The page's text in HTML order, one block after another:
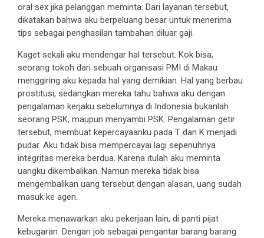
oral sex jika pelanggan meminta. Dari layanan tersebut,
dikatakan bahwa aku berpeluang besar untuk menerima
tips sebagai penghasilan tambahan diluar gaji.
Kaget sekali aku mendengar hal tersebut. Kok bisa,
seorang tokoh dari sebuah organisasi PMI di Makau
menggiring aku kepada hal yang demikian. Hal yang berbau
prostitusi, sedangkan mereka tahu bahwa aku dengan
pengalaman kerjaku sebelumnya di Indonesia bukanlah
seorang PSK, maupun menyambi PSK. Pengalaman getir
tersebut, membuat kepercayaanku pada T dan K menjadi
pudar. Aku tidak bisa mempercayai lagi sepenuhnya
integritas mereka berdua. Karena itulah aku meminta
uangku dikembalikan. Namun mereka tidak bisa
mengembalikan uang tersebut dengan alasan, uang sudah
masuk ke agen.
Mereka menawarkan aku pekerjaan lain, di panti pijat
kebugaran. Dengan job sebagai pengantar barang barang